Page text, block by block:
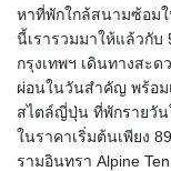
หาที่พักใกล้สนามซ้อม
นี้เรารวมมาให้แล้วกั
กรุงเทพฯ เดินทางสะ
ผ่อนในวันสำคัญ พร้อม
สไตล์ญี่ปุ่น ที่พักรายวัน
ในราคาเริ่มต้นเพียง
รามอินทรา Alpine